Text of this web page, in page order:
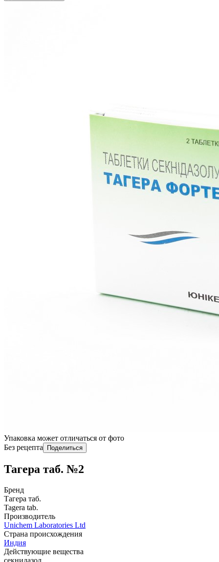
Упаковка может отличаться от фото
Без рецепта
Поделиться
Тагера таб. №2
Бренд
Тагера таб.
Tagera tab.
Производитель
Unichem Laboratories Ltd
Страна происхождения
Индия
Действующие вещества
секнидазол